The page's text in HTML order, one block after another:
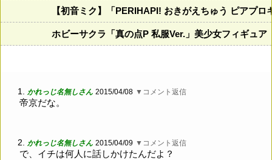
【初音ミク】「PERIHAPI! おきがえちゅう ピアプ
ホビーサクラ「真の点P 私服Ver.」美少女フィギュア
1. かれっじ名無しさん 2015/04/08 ▼コメント返信
帝京だな。
2. かれっじ名無しさん 2015/04/09 ▼コメント返信
で、イチは何人に話しかけたんだよ？